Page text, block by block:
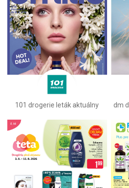
101 drogerie leták aktuálny